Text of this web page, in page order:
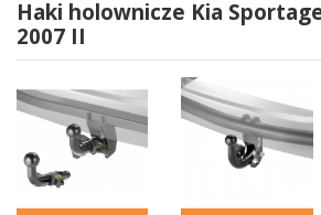
Haki holownicze Kia
2007 II